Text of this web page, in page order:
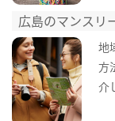
広島のマンスリ
地
方
介